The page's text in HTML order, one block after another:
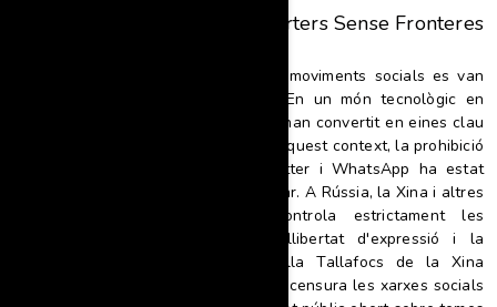
Reporters Sense Fronteres
El 2023, el 35% de les protestes i moviments socials es van
organitzar en plataformes digitals. En un món tecnològic en
constant transformació, les xarxes s'han convertiten eines clau
per a l'organització i l'associació. En aquest context, la prohibició
de plataformes com Facebook, Twitter i WhatsApp ha estat
reportada a països com Iran i Myanmar. A Rússia, la Xina i altres
estats autocràtics, el govern controla estrictament les
plataformes en línia, limitant la llibertat d'expressió i la
dissidència política. La Gran Muralla Tallafocs de la Xina
bloqueja l'accés a informació crítica i censura les xarxes socials